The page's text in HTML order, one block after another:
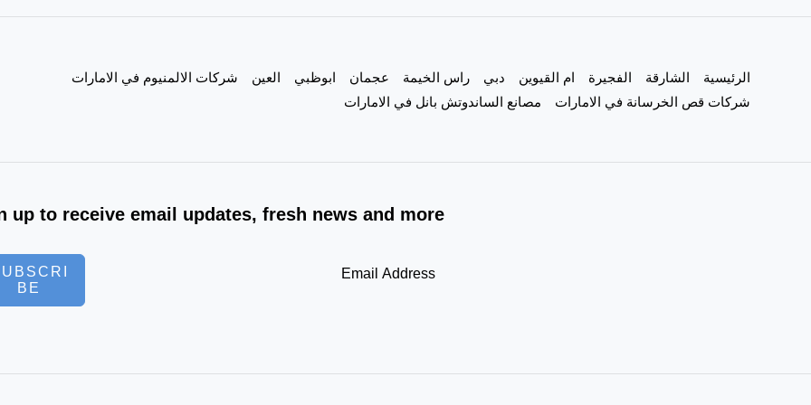
الرئيسية الشارقة الفجيرة ام القيوين دبي راس الخيمة عجمان ابوظبي العين
شركات الالمنيوم في الامارات
شركات قص الخرسانة في الامارات
مصانع الساندوتش بانل في الامارات
up to receive email updates, fresh news and more!
BE